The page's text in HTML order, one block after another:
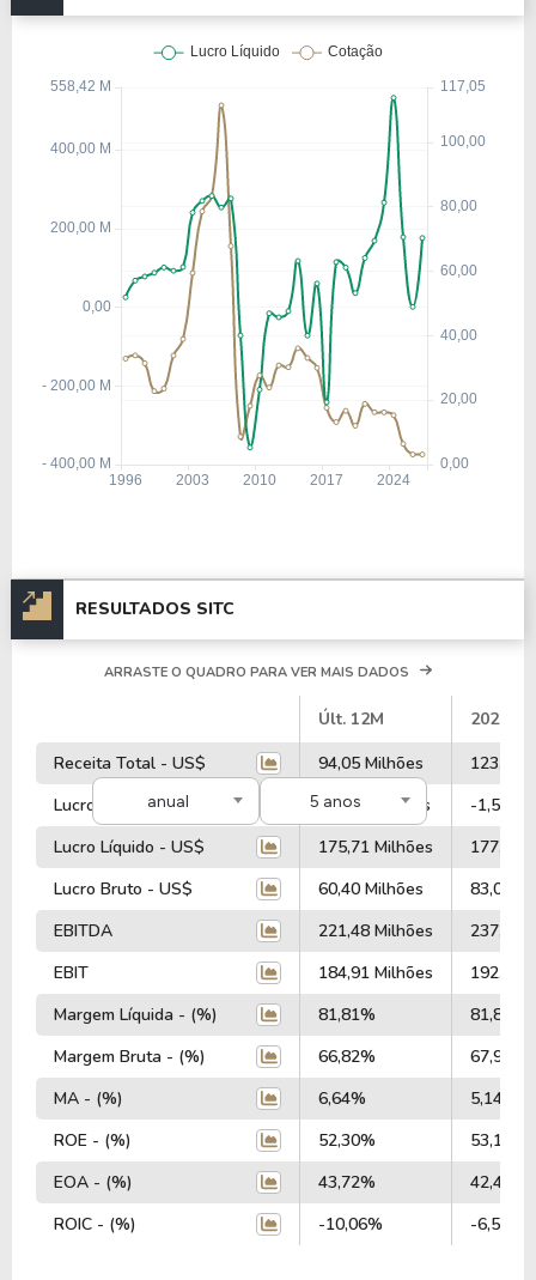
RESULTADOS SITC
anual 5 anos
ARRASTE O QUADRO PARA VER MAIS DADOS
Últ. 12M
2025
Receita Total - US$
94,05 Milhões
123,65
Lucro Operacional - US$
-15,51 Milhões
-1,56
Lucro Líquido - US$
175,71 Milhões
177,85
Lucro Bruto - US$
60,40 Milhões
83,09
EBITDA
221,48 Milhões
237,66
EBIT
184,91 Milhões
192,85
Margem Líquida - (%)
81,81%
81,81%
Margem Bruta - (%)
66,82%
67,96%
MA - (%)
6,64%
5,14%
ROE - (%)
52,30%
53,13%
EOA - (%)
43,72%
42,47%
ROIC - (%)
-10,06% -6,56%